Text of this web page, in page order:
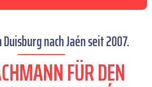
nach Jaén seit 2007.
FÜR DEN